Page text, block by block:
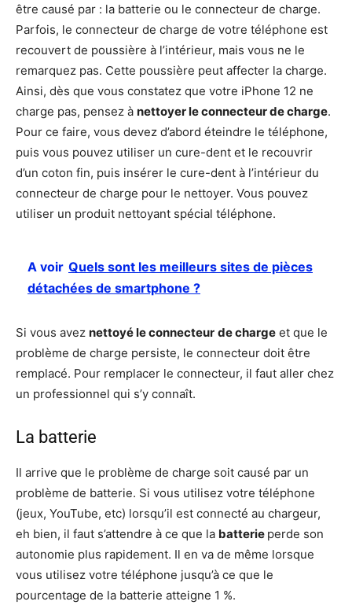
être causé par : la batterie ou le connecteur de charge.
Parfois, le connecteur de charge de votre téléphone est
recouvert de poussière à l’intérieur, mais vous ne le
remarquez pas. Cette poussière peut affecter la charge.
Ainsi, dès que vous constatez que votre iPhone 12 ne
charge pas, pensez à nettoyer le connecteur de charge.
Pour ce faire, vous devez d’abord éteindre le téléphone,
puis vous pouvez utiliser un cure-dent et le recouvrir
d’un coton fin, puis insérer le cure-dent à l’intérieur du
connecteur de charge pour le nettoyer. Vous pouvez
utiliser un produit nettoyant spécial téléphone.
A voir Quels sont les meilleurs sites de pièces
détachées de smartphone ?
Si vous avez nettoyé le connecteur de charge et que le
problème de charge persiste, le connecteur doit être
remplacé. Pour remplacer le connecteur, il faut aller chez
un professionnel qui s’y connaît.
La batterie
Il arrive que le problème de charge soit causé par un
problème de batterie. Si vous utilisez votre téléphone
(jeux, YouTube, etc) lorsqu’il est connecté au chargeur,
eh bien, il faut s’attendre à ce que la batterie perde son
autonomie plus rapidement. Il en va de même lorsque
vous utilisez votre téléphone jusqu’à ce que le
pourcentage de la batterie atteigne 1 %.